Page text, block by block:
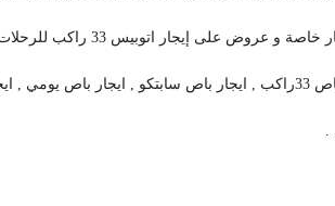
إيجار اتوبيس 33 راكب للرحلات السياحية للشركات
راكب ,
.